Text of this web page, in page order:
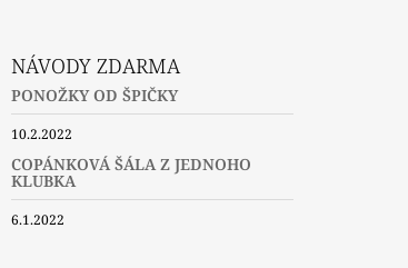
NÁVODY ZDARMA
PONOŽKY OD ŠPIČKY
10.2.2022
COPÁNKOVÁ ŠÁLA Z JEDNOHO
KLUBKA
6.1.2022